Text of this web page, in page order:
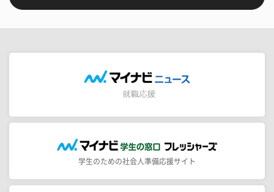
学生のための社会人準備応援サイト